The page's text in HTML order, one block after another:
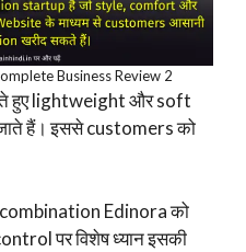
Business Review 2
हुए lightweight और soft
हैं। इससे customers को
Edinora को
पर विशेष ध्यान इसकी